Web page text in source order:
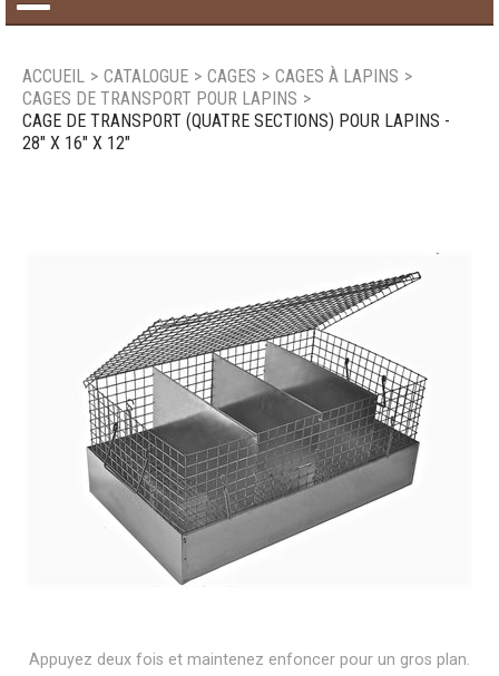
Catalogue de produit
Nous joindre
ACCUEIL > CATALOGUE > CAGES > CAGES À LAPINS >
CAGES DE TRANSPORT POUR LAPINS >
CAGE DE TRANSPORT (QUATRE SECTIONS) POUR LAPINS -
28" X 16" X 12"
Appuyez deux fois et maintenez enfoncer pour un gros plan.